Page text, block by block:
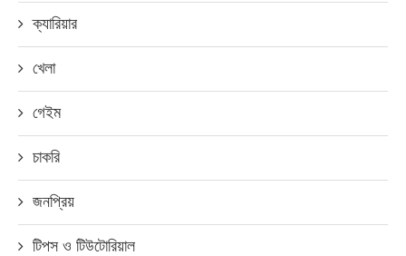
ক্যারিয়ার
খেলা
গেইম
চাকরি
জনপ্রিয়
টিপস ও টিউটোরিয়াল